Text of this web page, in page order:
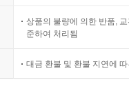
상품의 불량에 의한 반품,
준하여 처리됨
대금 환불 및 환불 지연에